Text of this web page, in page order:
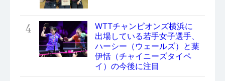
4
WTTチャンピオンズ横浜に
出場している若手女子選手、
ハーシー（ウェールズ）と葉
伊恬（チャイニーズタイペ
イ）の今後に注目